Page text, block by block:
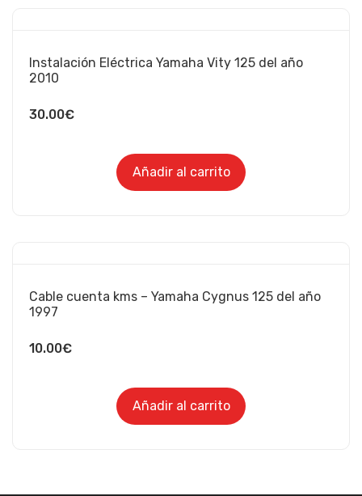
Instalación Eléctrica Yamaha Vity 125 del año
2010
30.00€
Añadir al carrito
Cable cuenta kms – Yamaha Cygnus 125 del año
1997
10.00€
Añadir al carrito